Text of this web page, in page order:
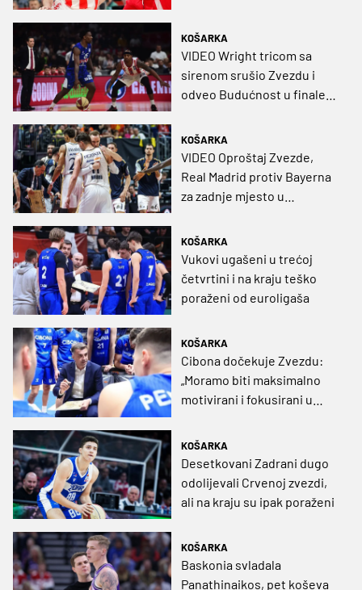
KOŠARKA
VIDEO Wright tricom sa
sirenom srušio Zvezdu i
odveo Budućnost u finale
KOŠARKA
VIDEO Oproštaj Zvezde,
Real Madrid protiv Bayerna
za zadnje mjesto u
KOŠARKA
Vukovi ugašeni u trećoj
četvrtini i na kraju teško
poraženi od euroligaša
KOŠARKA
Cibona dočekuje Zvezdu:
„Moramo biti maksimalno
motivirani i fokusirani u
KOŠARKA
Desetkovani Zadrani dugo
odolijevali Crvenoj zvezdi,
ali na kraju su ipak poraženi
KOŠARKA
Baskonia svladala
Panathinaikos, pet koševa